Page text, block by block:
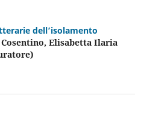
dell’isolamento
Elisabetta Ilaria